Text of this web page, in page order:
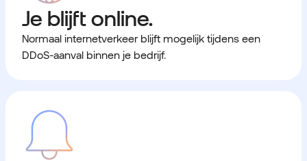
Je blijft online.
Normaal internetverkeer blijft mogelijk tijdens een
DDoS-aanval binnen je bedrijf.